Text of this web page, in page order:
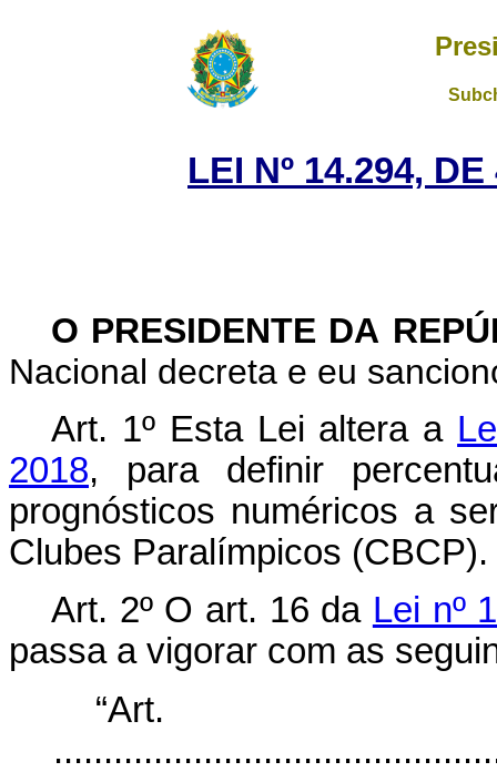
LEI Nº 14.294,
O PRESIDENTE DA
Nacional decreta e eu
Art. 1ºEsta Lei altera a
2018, para definir
prognósticos numéricos a
Clubes Paralímpicos (CBCP).
Art. 2º O art. 16 da Lei nº
passa a vigorar com as